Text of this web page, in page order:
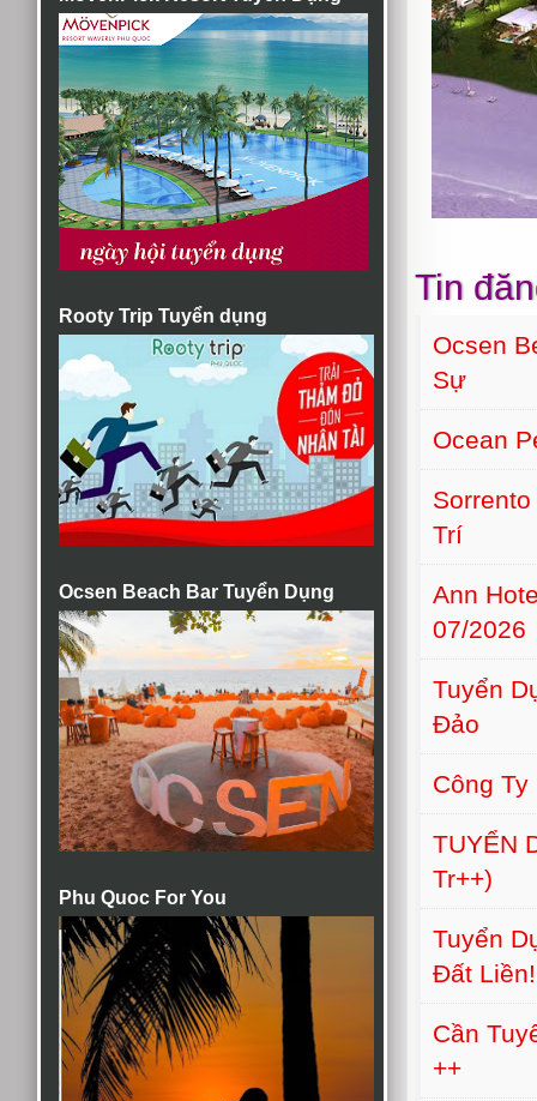
Rooty Trip Tuyển dụng
Ocsen Beach Bar Tuyển Dụng
Phu Quoc For You
Tin
Ocsen
Sự
Ocean
Trí
Ann
07/2026
Tuyển
Đảo
Công
TUYỂN
Tr++)
Tuyển
Đất
Cần
++